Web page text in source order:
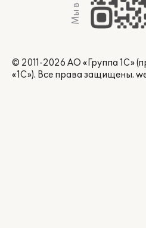
© 2011-2026 АО «Группа 1С»
«1С»). Все права защищены.